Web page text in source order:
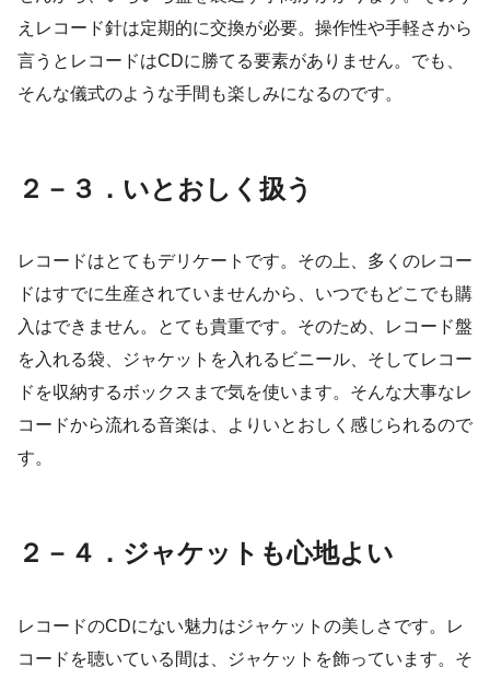
えレコード針は定期的に交換が必要。操作性や手軽さから
言うとレコードはCDに勝てる要素がありません。でも、
そんな儀式のような手間も楽しみになるのです。
２－３．いとおしく扱う
レコードはとてもデリケートです。その上、多くのレコー
ドはすでに生産されていませんから、いつでもどこでも購
入はできません。とても貴重です。そのため、レコード盤
を入れる袋、ジャケットを入れるビニール、そしてレコー
ドを収納するボックスまで気を使います。そんな大事なレ
コードから流れる音楽は、よりいとおしく感じられるので
す。
２－４．ジャケットも心地よい
レコードのCDにない魅力はジャケットの美しさです。レ
コードを聴いている間は、ジャケットを飾っています。そ